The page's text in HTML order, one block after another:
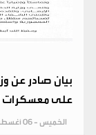
​بيان صادر عن
على معسكرات
الخميس - 06 أغسطس 2026 - الساعة 11:09 م